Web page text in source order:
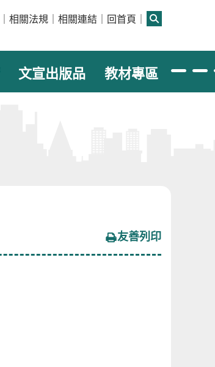
相關法規 相關連結 回首頁
文宣出版品 教材專區
友善列印